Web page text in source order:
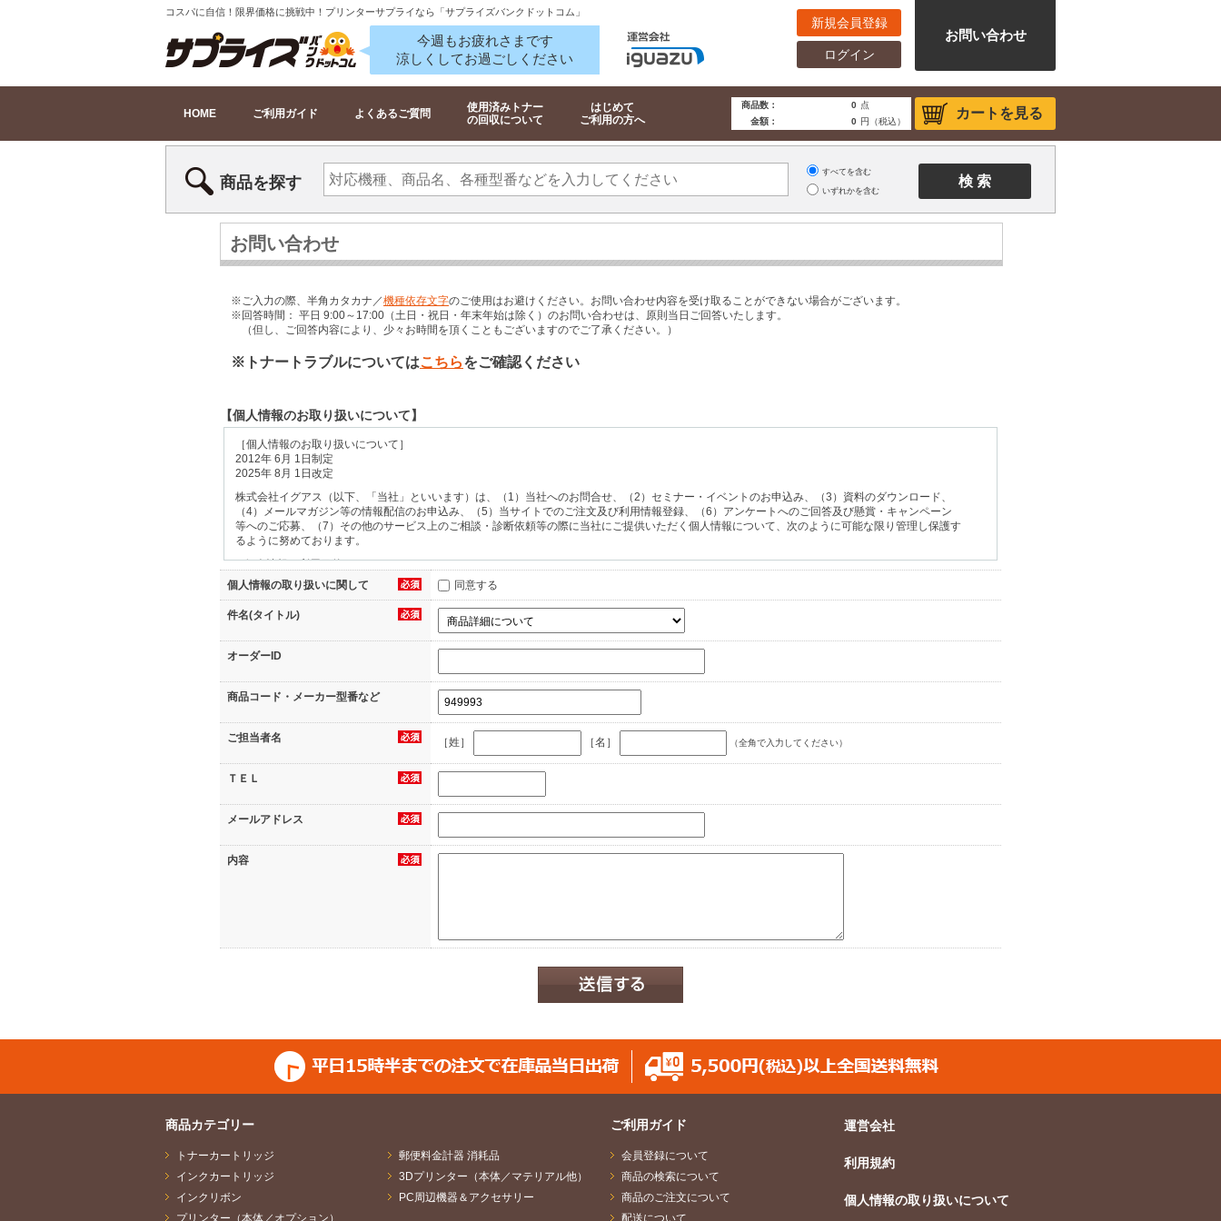
コスパに自信！限界価格に挑戦中！プリンターサプライなら「サプライズバンクドットコム」
今週もお疲れさまです
涼しくしてお過ごしください
新規会員登録
ログイン
お問い合わせ
HOME ご利用ガイド よくあるご質問
使用済みトナー
の回収について
はじめて
ご利用の方へ
カートを見る
商品数： 0 点
金額：
0 円（税込）
商品を探す
すべてを含む
いずれかを含む
お問い合わせ
※ご入力の際、半角カタカナ／機種依存文字のご使用はお避けください。お問い合わせ内容を受け取ることができない場合がございます。
※回答時間： 平日 9:00～17:00（土日・祝日・年末年始は除く）のお問い合わせは、原則当日ご回答いたします。
（但し、ご回答内容により、少々お時間を頂くこともございますのでご了承ください。）
※トナートラブルについてはこちらをご確認ください
【個人情報のお取り扱いについて】
［個人情報のお取り扱いについて］
2012年 6月 1日制定
2025年 8月 1日改定
株式会社イグアス（以下、「当社」といいます）は、（1）当社へのお問合せ、（2）セミナー・イベントのお申込み、（3）資料のダウンロード、
（4）メールマガジン等の情報配信のお申込み、（5）当サイトでのご注文及び利用情報登録、（6）アンケートへのご回答及び懸賞・キャンペーン
等へのご応募、（7）その他のサービス上のご相談・診断依頼等の際に当社にご提供いただく個人情報について、次のように可能な限り管理し保護す
るように努めております。
1.個人情報の利用目的
ご提供いただきました個人情報は、それぞれご提供いただいた目的に応じて次のとおり利用させていただくものとし、他の利用はいたしません。
（1）お問合せの場合
ご請求のあった資料の送付及びお問い合わせに対するご回答、並びに商品・サービスの開発及び品質の向上。
（2）セミナー・イベントのお申込みの場合
セミナー・イベントの運営、アフターフォロー、商品・サービスやセミナー・イベントのご案内、アンケート調査及び統計処理、商品・サービスの
（3）資料のダウンロードの場合
商品・サービスやセミナー・イベントのご案内、アンケート調査及び統計調査、並びに当サイトの運営会社、及びダウンロードされた資料に含まれ
る商品の製造者・販売者及びサービスの提供者への提供。
（4）メールマガジン等の情報配信のお申込みの場合
メールマガジン等の情報配信、商品・サービスやセミナー・イベントのご案内、アンケート調査及び統計処理、商品・サービスの開発及び品質の向
上、並びに当サイトの運営会社、メールマガジン等に含まれる商品の製造者・販売者、及びサービスの提供者への提供。
（5）ご注文及び利用情報登録の場合
ご注文いただいた商品・サービスの提供、その他の権利の行使及び義務の履行、商品・サービスやセミナー・イベントのご案内、アンケート調査及
び統計処理、商品・サービスの開発及び品質の向上、商品・サービスの適正な利用の有無の確認、障害発生時の問題判別、並びに当サイトの運営会
社、商品の製造者・販売者、サービスの提供者、及び代金決済代行会社への提供。
（6）アンケートへのご回答及び懸賞・キャンペーン等へのご応募の場合
商品・サービスやセミナー・イベントのご案内、アンケート調査及び統計処理、商品・サービスの開発及び品質の向上、応募者への連絡、抽選や賞
品・サービスの開発及び品質の向上、並びに当サイトの運営会社及びその他サービスの提供業者への提供。
ご提供いただきました個人情報は、上記１．に記載の利用目的の範囲内で、当社及びそのグループ会社（※1）で共同利用させていただきます。な
の危険に対し、保護に努めます。
当社は、定期的に組織体制の整備を行い、個人情報の取扱いに関する責任者を設置するとともに、部署ごとに個人情報の管理責任者/管理担当者を任
その他の安全管理措置については、当社のホームページ『個人情報保護への取り組み』をご覧ください。
ご提供いただきました個人情報の取扱いの全部又は一部を第三者に委託する場合があります。その場合は、当該第三者について厳正な調査を行い、
取扱いを委託された個人情報の安全管理が図れるよう当該第三者に対する必要かつ適切な監督を行います。
5.個人情報の第三者（※2）への提供について
ご提供いただきました個人情報は、上記1.の利用目的に記載のとおり、セミナー主催・共催・協賛・出展各社、ダウンロードされた資料やメールマ
個人情報の取り扱いに関して 同意する
件名(タイトル)
オーダーID
商品コード・メーカー型番など
ご担当者名 ［姓］ ［名］ （全角で入力してください）
ＴＥＬ
メールアドレス
内容
商品カテゴリー
トナーカートリッジ
インクカートリッジ
インクリボン
プリンター（本体／オプション）
郵便料金計器 消耗品
3Dプリンター（本体／マテリアル他）
PC周辺機器＆アクセサリー
ご利用ガイド
会員登録について
商品の検索について
商品のご注文について
配送について
運営会社
利用規約
個人情報の取り扱いについて